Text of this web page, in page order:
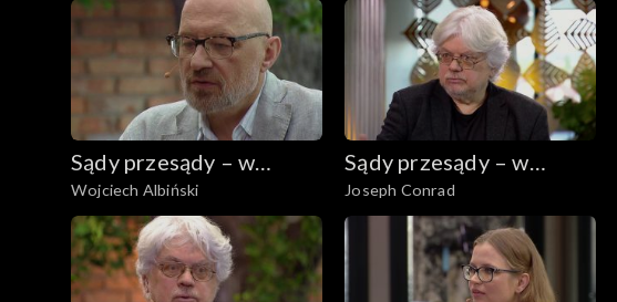
Sądy przesądy – w
powiększeniu
Wojciech Albiński
Sądy przesądy – w
powiększeniu
Joseph Conrad